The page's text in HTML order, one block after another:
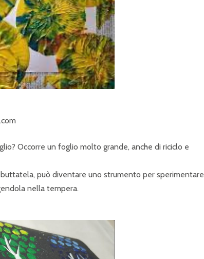
Occorre un foglio molto grande, anche di riciclo e
può diventare uno strumento per sperimentare
nella tempera.